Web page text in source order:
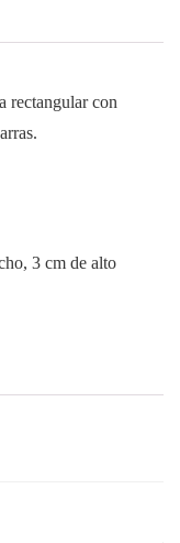
rectangular con
3 cm de alto